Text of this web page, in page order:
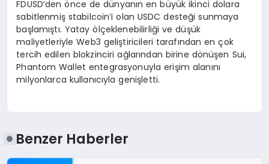
FDUSD’den önce de dünyanın en büyük ikinci dolara
sabitlenmiş stabilcoin’i olan USDC desteği sunmaya
başlamıştı. Yatay ölçeklenebilirliği ve düşük
maliyetleriyle Web3 geliştiricileri tarafından en çok
tercih edilen blokzinciri ağlarından birine dönüşen Sui,
Phantom Wallet entegrasyonuyla erişim alanını
milyonlarca kullanıcıyla genişletti.
Benzer Haberler